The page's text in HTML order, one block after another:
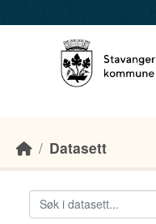
Datasett